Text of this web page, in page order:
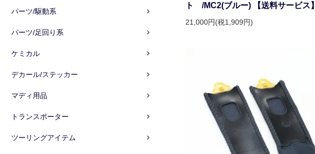
パーツ/駆動系
パーツ/足回り系
ケミカル
デカール/ステッカー
マディ用品
トランスポーター
ツーリングアイテム
ト /MC2(ブルー) 【送料サービス】
21,000円(税1,909円)